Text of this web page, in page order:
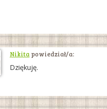
Nikita powiedział/a:
Dziękuję.